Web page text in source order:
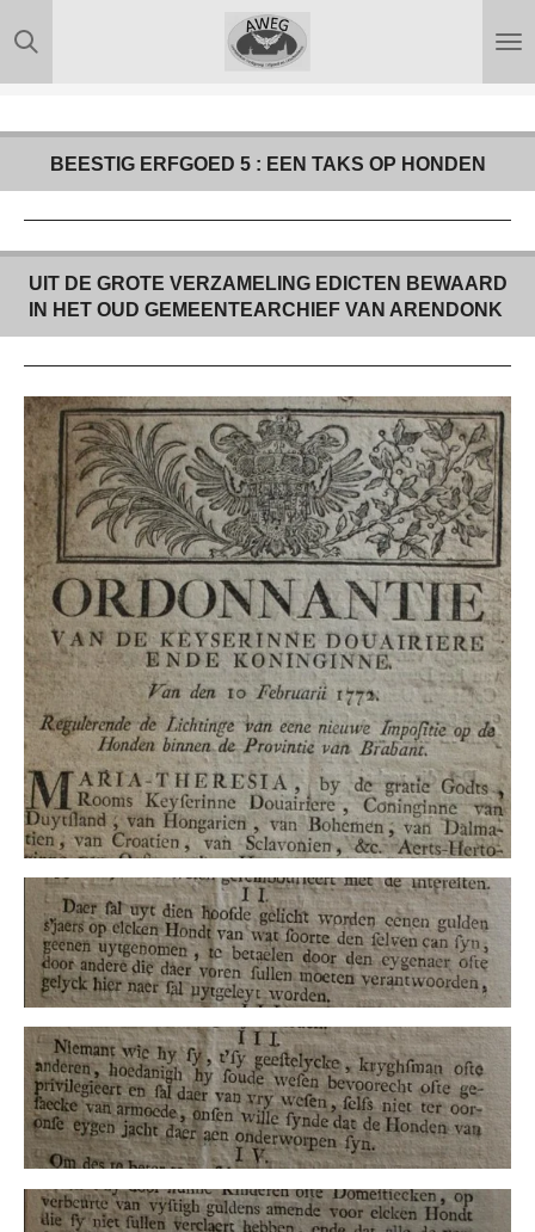
Ga
direct
naar
hoofdinhoud
BEESTIG ERFGOED 5 : EEN TAKS OP HONDEN
UIT DE GROTE VERZAMELING EDICTEN BEWAARD
IN HET OUD GEMEENTEARCHIEF VAN ARENDONK